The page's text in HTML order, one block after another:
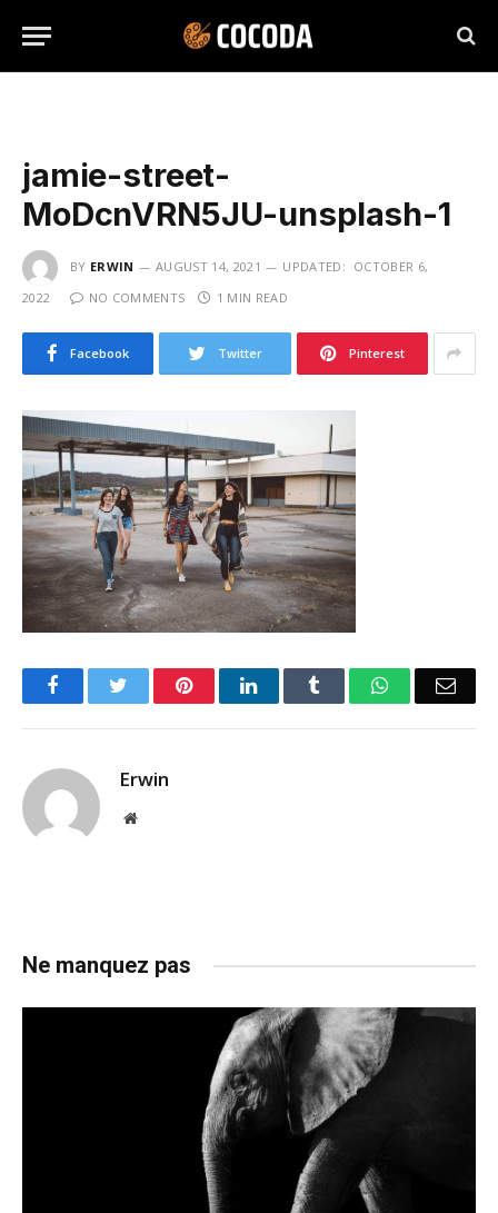
jamie-street-
MoDcnVRN5JU-unsplash-1
BY ERWIN AUGUST 14, 2021 UPDATED: OCTOBER 6,
2022
NO COMMENTS 1 MIN READ
Facebook Twitter Pinterest
FacebookTwitter PinterestLinkedIn Tumblr WhatsApp
Erwin
Website
Ne manquez pas